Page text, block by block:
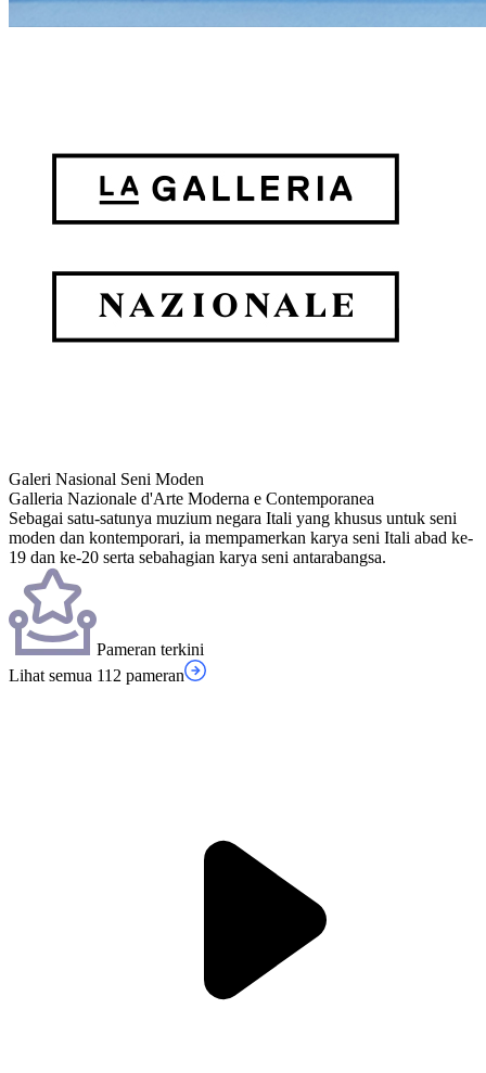
Galeri Nasional Seni Moden
Galleria Nazionale d'Arte Moderna e Contemporanea
Sebagai satu-satunya muzium negara Itali yang khusus untuk seni
moden dan kontemporari, ia mempamerkan karya seni Itali abad ke-
19 dan ke-20 serta sebahagian karya seni antarabangsa.
Pameran terkini
Lihat semua 112 pameran